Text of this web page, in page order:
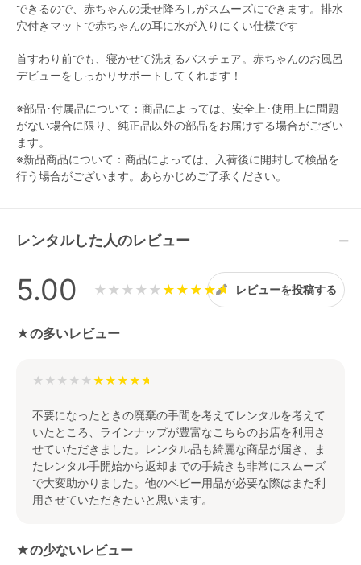
できるので、赤ちゃんの乗せ降ろしがスムーズにできます。排水
穴付きマットで赤ちゃんの耳に水が入りにくい仕様です
首すわり前でも、寝かせて洗えるバスチェア。赤ちゃんのお風呂
デビューをしっかりサポートしてくれます！
※部品･付属品について：商品によっては、安全上･使用上に問題
がない場合に限り、純正品以外の部品をお届けする場合がござい
ます。
※新品商品について：商品によっては、入荷後に開封して検品を
行う場合がございます。あらかじめご了承ください。
レンタルした人のレビュー
5.00 ★★★★★ レビューを投稿する
★の多いレビュー
★★★★★
不要になったときの廃棄の手間を考えてレンタルを考えて
いたところ、ラインナップが豊富なこちらのお店を利用さ
せていただきました。レンタル品も綺麗な商品が届き、ま
たレンタル手開始から返却までの手続きも非常にスムーズ
で大変助かりました。他のベビー用品が必要な際はまた利
用させていただきたいと思います。
★の少ないレビュー